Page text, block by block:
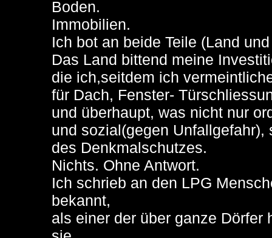
Boden.
Immobilien.
Ich bot an beide Teile (Land
Das Land bittend meine
die ich,seitdem ich
für Dach, Fenster-
und überhaupt, was nicht nur
und sozial(gegen Unfallgefahr),
des Denkmalschutzes.
Nichts. Ohne Antwort.
Ich schrieb an den LPG
bekannt,
als einer der über ganze Dörfer